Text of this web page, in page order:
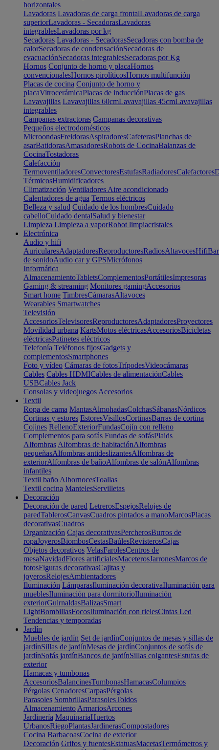
horizontales
Lavadoras Lavadoras de carga frontalLavadoras de carga
superiorLavadoras - SecadorasLavadoras
integrablesLavadoras por kg
Secadoras Lavadoras - SecadorasSecadoras con bomba de
calorSecadoras de condensaciónSecadoras de
evacuaciónSecadoras integrablesSecadoras por Kg
Hornos Conjunto de horno y placaHornos
convencionalesHornos pirolíticosHornos multifunción
Placas de cocina Conjunto de horno y
placaVitrocerámicaPlacas de inducciónPlacas de gas
Lavavajillas Lavavajillas 60cmLavavajillas 45cmLavavajillas
integrables
Campanas extractoras Campanas decorativas
Pequeños electrodomésticos
MicroondasFreidorasAspiradoresCafeterasPlanchas de
asarBatidorasAmasadoresRobots de CocinaBalanzas de
CocinaTostadoras
Calefacción
TermoventiladoresConvectoresEstufasRadiadoresCalefactores
TérmicosHumidificadores
Climatización Ventiladores Aire acondicionado
Calentadores de agua Termos eléctricos
Belleza y salud Cuidado de los hombresCuidado
cabelloCuidado dentalSalud y bienestar
Limpieza Limpieza a vaporRobot limpiacristales
Electrónica
Audio y hifi
AuricularesAdaptadoresReproductoresRadiosAltavocesHifi
de sonidoAudio car y GPSMicrófonos
Informática
AlmacenamientoTabletsComplementosPortátilesImpresoras
Gaming & streaming Monitores gamingAccesorios
Smart home TimbresCámarasAltavoces
Wearables Smartwatches
Televisión
AccesoriosTelevisoresReproductoresAdaptadoresProyectores
Movilidad urbana KartsMotos eléctricasAccesoriosBicicletas
eléctricasPatinetes eléctricos
Telefonía Teléfonos fijosGadgets y
complementosSmartphones
Foto y vídeo Cámaras de fotosTrípodesVideocámaras
Cables Cables HDMICables de alimentaciónCables
USBCables Jack
Consolas y videojuegos Accesorios
Textil
Ropa de cama MantasAlmohadasColchasSábanasNórdicos
Cortinas y estores EstoresVisillosCortinasBarras de cortina
Cojines RellenoExteriorFundasCojín con relleno
Complementos para sofás Fundas de sofásPlaids
Alfombras Alfombras de habitaciónAlfombras
pequeñasAlfombras antideslizantesAlfombras de
exteriorAlfombras de bañoAlfombras de salónAlfombras
infantiles
Textil baño AlbornocesToallas
Textil cocina MantelesServilletas
Decoración
Decoración de pared LetrerosEspejosRelojes de
paredTablerosCanvasCuadros pintados a manoMarcosPlacas
decorativasCuadros
Organización Cajas decorativasPercherosBurros de
ropaJoyerosBiombosCestasBaúlesRevisterosCajas
Objetos decorativos VelasFarolesCentros de
mesaNavidadFlores artificialesMaceterosJarronesMarcos de
fotosFiguras decorativasCajitas y
joyerosRelojesAmbientadores
Iluminación LámparasIluminación decorativaIluminación para
mueblesIluminación para dormitorioIluminación
exteriorGuirnaldasBalizasSmart
LightBombillasFocosIluminación con rielesCintas Led
Tendencias y temporadas
Jardín
Muebles de jardín Set de jardínConjuntos de mesas y sillas de
jardínSillas de jardínMesas de jardínConjuntos de sofás de
jardínSofás jardínBancos de jardínSillas colgantesEstufas de
exterior
Hamacas y tumbonas
AccesoriosBalancinesTumbonasHamacasColumpios
Pérgolas CenadoresCarpasPérgolas
Parasoles SombrillasParasolesToldos
Almacenamiento ArmariosArcones
Jardinería MaquinariaHuertos
UrbanosRiegoPlantasJardinerasCompostadores
Cocina BarbacoasCocina de exterior
Decoración Grifos y fuentesEstatuasMacetasTermómetros y